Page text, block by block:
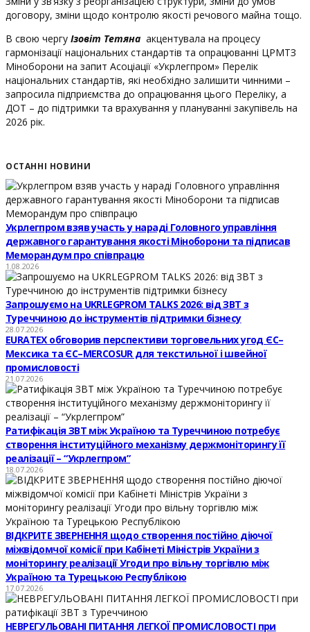
договору, зміни щодо контролю якості речового майна тощо.
В свою чергу Ізовіт Тетяна акцентувала на процесу
гармонізації національних стандартів та опрацюванні ЦРМТЗ
Міноборони на запит Асоціації «Укрлегпром» Перелік
національних стандартів, які необхідно залишити чинними –
запросила підприємства до опрацювання цього Переліку, а
ДОТ – до підтримки та врахування у плануванні закупівель на
2026 рік.
ОСТАННІ НОВИНИ
Укрлегпром взяв участь у нараді Головного управління
державного гарантування якості Міноборони та підписав
Меморандум про співпрацю
1.08.2026
Запрошуємо на UKRLEGPROM TALKS 2026: від ЗВТ з
Туреччиною до інструментів підтримки бізнесу
28.07.2026
EURATEX обговорив перспективи торговельних угод ЄС–
Мексика та ЄС–MERCOSUR для текстильної і швейної
промисловості
21.07.2026
Ратифікація ЗВТ між Україною та Туреччиною потребує
створення інституційного механізму держмоніторингу її
реалізації – “Укрлегпром”
18.07.2026
ВІДКРИТЕ ЗВЕРНЕННЯ щодо створення постійно діючої
міжвідомчої комісії при Кабінеті Міністрів України з
моніторингу реалізації Угоди про вільну торгівлю між
Україною та Турецькою Республікою
17.07.2026
НЕВРЕГУЛЬОВАНІ ПИТАННЯ ЛЕГКОЇ ПРОМИСЛОВОСТІ при